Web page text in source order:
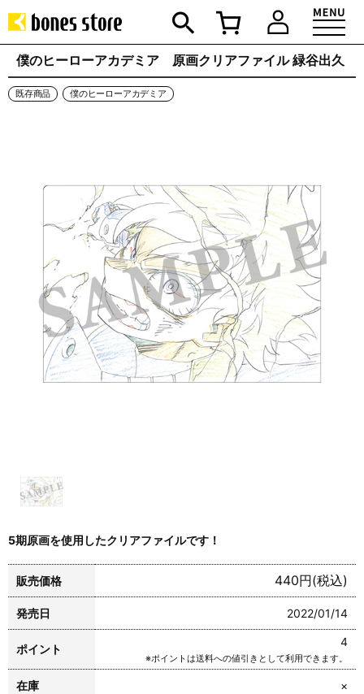
僕のヒーローアカデミア 原画クリアファイル 緑谷出久
既存商品 僕のヒーローアカデミア
5期原画を使用したクリアファイルです！
販売価格 440円(税込)
発売日 2022/01/14
ポイント
4
※ポイントは送料への値引きとして利用できます。
在庫 ×